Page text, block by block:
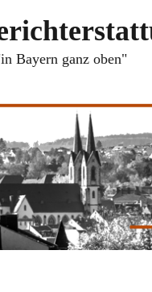
Bayern ganz oben"